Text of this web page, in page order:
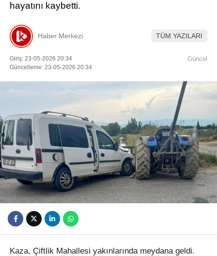
hayatını kaybetti.
Haber Merkezi TÜM YAZILARI
Giriş: 23-05-2026 20:34
Güncelleme: 23-05-2026 20:34
Güncel
Kaza, Çiftlik Mahallesi yakınlarında meydana geldi.